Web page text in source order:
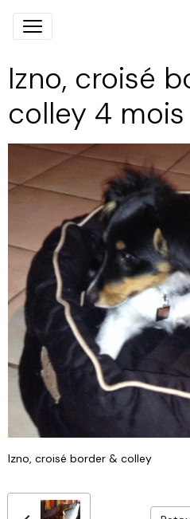
Izno, croisé
colley 4 mois
Izno, croisé border & colley